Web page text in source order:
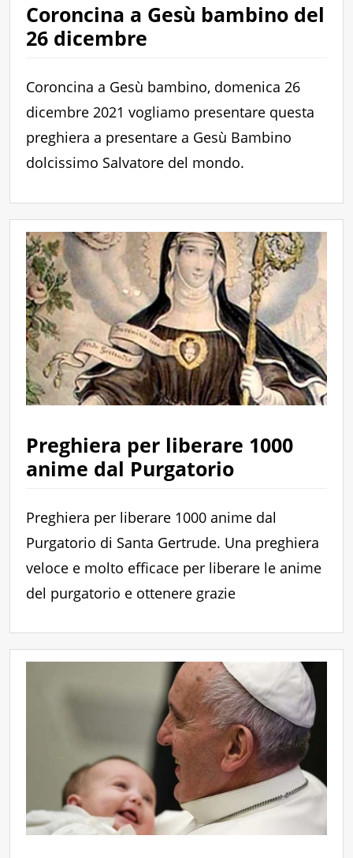
Coroncina a Gesù bambino del
26 dicembre
Coroncina a Gesù bambino, domenica 26
dicembre 2021 vogliamo presentare questa
preghiera a presentare a Gesù Bambino
dolcissimo Salvatore del mondo.
Preghiera per liberare 1000
anime dal Purgatorio
Preghiera per liberare 1000 anime dal
Purgatorio di Santa Gertrude. Una preghiera
veloce e molto efficace per liberare le anime
del purgatorio e ottenere grazie